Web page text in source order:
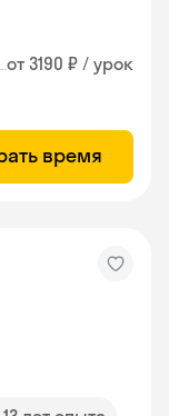
от 3190 ₽ / урок
время